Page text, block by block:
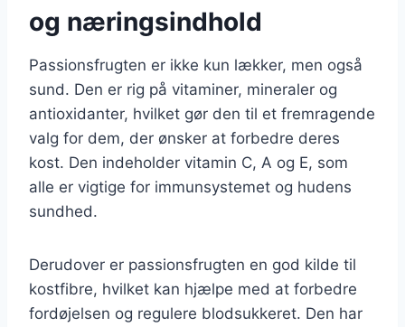
og næringsindhold
Passionsfrugten er ikke kun lækker, men også
sund. Den er rig på vitaminer, mineraler og
antioxidanter, hvilket gør den til et fremragende
valg for dem, der ønsker at forbedre deres
kost. Den indeholder vitamin C, A og E, som
alle er vigtige for immunsystemet og hudens
sundhed.
Derudover er passionsfrugten en god kilde til
kostfibre, hvilket kan hjælpe med at forbedre
fordøjelsen og regulere blodsukkeret. Den har